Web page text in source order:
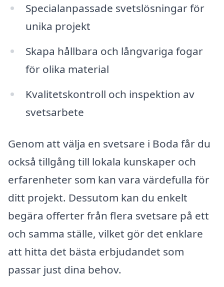
Specialanpassade svetslösningar för
unika projekt
Skapa hållbara och långvariga fogar
för olika material
Kvalitetskontroll och inspektion av
svetsarbete
Genom att välja en svetsare i Boda får du
också tillgång till lokala kunskaper och
erfarenheter som kan vara värdefulla för
ditt projekt. Dessutom kan du enkelt
begära offerter från flera svetsare på ett
och samma ställe, vilket gör det enklare
att hitta det bästa erbjudandet som
passar just dina behov.